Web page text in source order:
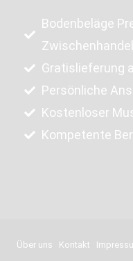
Bodenbeläge
Zwischenhandel
Gratislieferung
Persönliche
Kostenloser
Kompetente
Über uns Kontakt